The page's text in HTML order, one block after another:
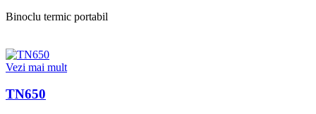
Binoclu termic portabil
Vezi mai mult
TN650